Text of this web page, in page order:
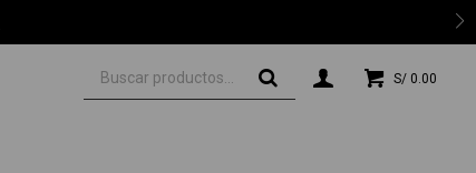
S/ 0.00